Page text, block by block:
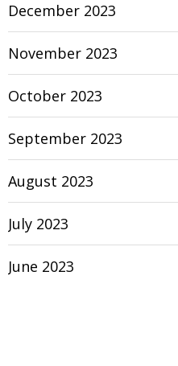
December 2023
November 2023
October 2023
September 2023
August 2023
July 2023
June 2023